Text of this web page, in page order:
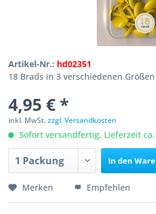
Artikel-Nr.: hd02351
18 Brads in 3 verschiedenen
4,95 € *
inkl. MwSt.zzgl. Versandkosten
Sofort versandfertig, Lieferzeit
In den
Merken Empfehlen